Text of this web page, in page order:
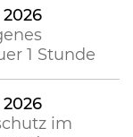
2026
1 Stunde
2026
im